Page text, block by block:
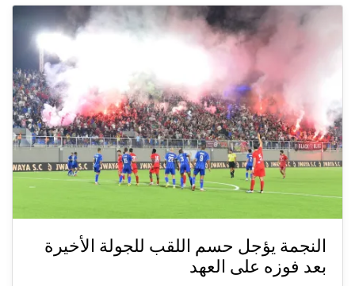
النجمة يؤجل حسم اللقب للجولة الأخيرة
بعد فوزه على العهد